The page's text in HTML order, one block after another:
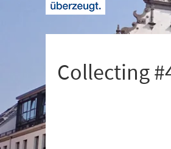
Collecting